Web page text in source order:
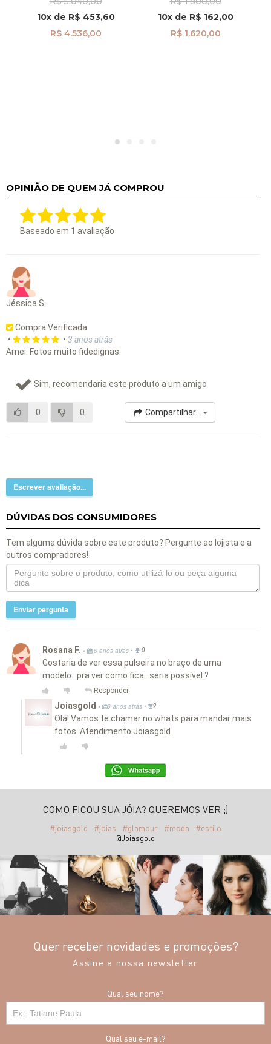
19cm pu08575
10xde R$ 453,60
R$ 4.536,00
com 21cm pu07231
10xde R$ 162,00
R$ 1.620,00
OPINIÃO DE QUEM JÁ COMPROU
Baseado em 1 avaliação
Jéssica S.
Compra Verificada
•
• 3 anos atrás
Amei. Fotos muito fidedignas.
Sim, recomendaria este produto a um amigo
0 0 Compartilhar...
Escrever avaliação...
DÚVIDAS DOS CONSUMIDORES
Tem alguma dúvida sobre este produto? Pergunte ao lojista e a
outros compradores!
Enviar pergunta
Rosana F. • 6 anos atrás • 0
Gostaria de ver essa pulseira no braço de uma
modelo...pra ver como fica...seria possível ?
Responder
Joiasgold • 6 anos atrás • 2
Olá! Vamos te chamar no whats para mandar mais
fotos. Atendimento Joiasgold
COMO FICOU SUA JÓIA? QUEREMOS VER ;)
#joiasgold #joias #glamour #moda #estilo
@Joiasgold
Quer receber novidades e promoções?
Assine a nossa newsletter
Qual seu nome?
Qual seu e-mail?